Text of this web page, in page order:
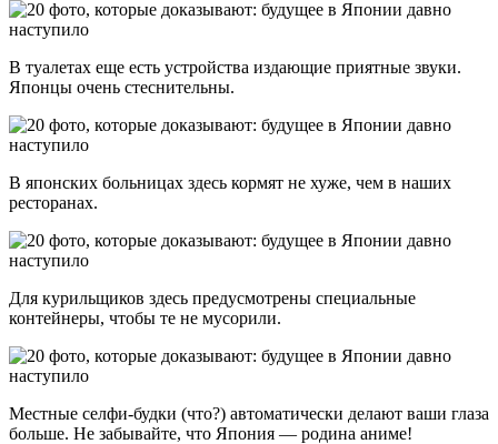
В туалетах еще есть устройства издающие приятные звуки.
Японцы очень стеснительны.
В японских больницах здесь кормят не хуже, чем в наших
ресторанах.
Для курильщиков здесь предусмотрены специальные
контейнеры, чтобы те не мусорили.
Местные селфи-будки (что?) автоматически делают ваши глаза
больше. Не забывайте, что Япония — родина аниме!